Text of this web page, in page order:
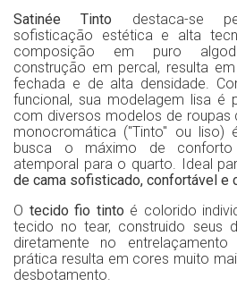
Satinée Tinto destaca-se
sofisticação estética e alta
composição em puro
construção em percal, resulta
fechada e de alta densidade.
funcional, sua modelagem lisa é
com diversos modelos de roupas
monocromática ("Tinto" ou liso)
busca o máximo de
atemporal para o quarto. Ideal
de cama sofisticado, confortável e
O tecido fio tinto é colorido
tecido no tear, construido seus
diretamente no
prática resulta em cores muito
desbotamento.